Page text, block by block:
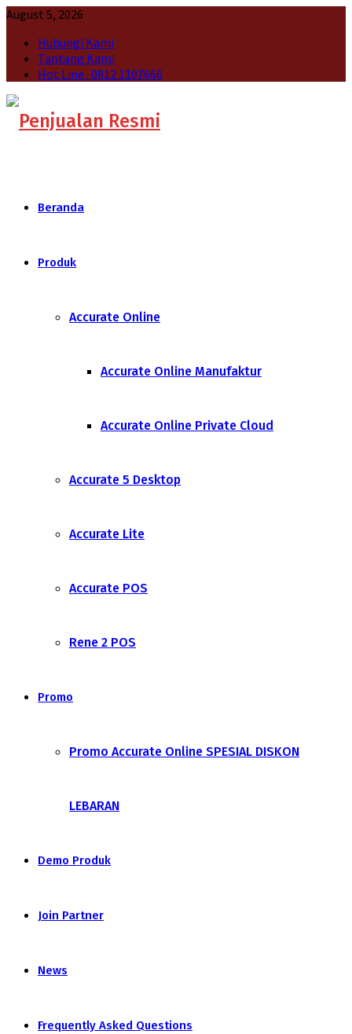
August 5, 2026
Hubungi Kami
Tantang Kami
Hot Line : 0812 1107666
Beranda
Produk
Accurate Online
Accurate Online Manufaktur
Accurate Online Private Cloud
Accurate 5 Desktop
Accurate Lite
Accurate POS
Rene 2 POS
Promo
Promo Accurate Online SPESIAL DISKON
LEBARAN
Demo Produk
Join Partner
News
Frequently Asked Questions